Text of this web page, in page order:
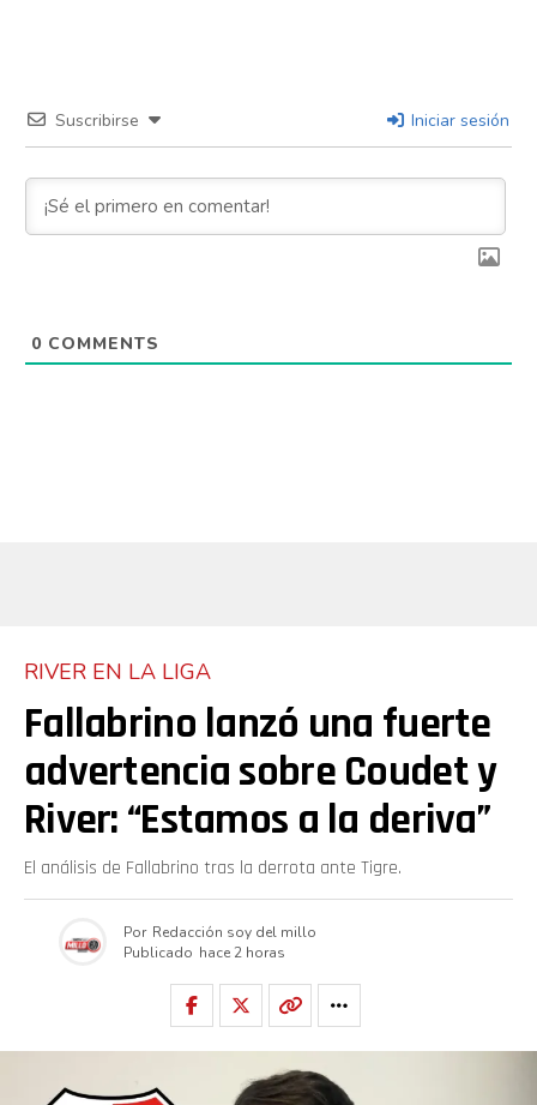
Suscribirse Iniciar sesión
0 COMMENTS
RIVER EN LA LIGA
Fallabrino lanzó una fuerte
advertencia sobre Coudet y
River: “Estamos a la deriva”
El análisis de Fallabrino tras la derrota ante Tigre.
Por Redacción soy del millo
Publicado hace 2 horas
Whatsapp